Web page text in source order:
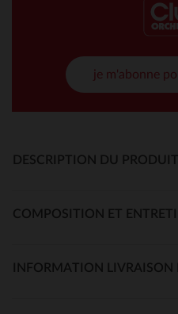
je m'abonne
DESCRIPTION DU PRODUIT
COMPOSITION ET
INFORMATION LIVRAISON